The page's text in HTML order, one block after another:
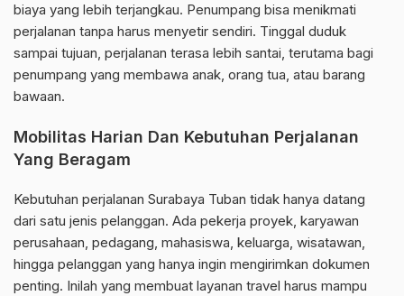
biaya yang lebih terjangkau. Penumpang bisa menikmati
perjalanan tanpa harus menyetir sendiri. Tinggal duduk
sampai tujuan, perjalanan terasa lebih santai, terutama bagi
penumpang yang membawa anak, orang tua, atau barang
bawaan.
Mobilitas Harian Dan Kebutuhan Perjalanan
Yang Beragam
Kebutuhan perjalanan Surabaya Tuban tidak hanya datang
dari satu jenis pelanggan. Ada pekerja proyek, karyawan
perusahaan, pedagang, mahasiswa, keluarga, wisatawan,
hingga pelanggan yang hanya ingin mengirimkan dokumen
penting. Inilah yang membuat layanan travel harus mampu